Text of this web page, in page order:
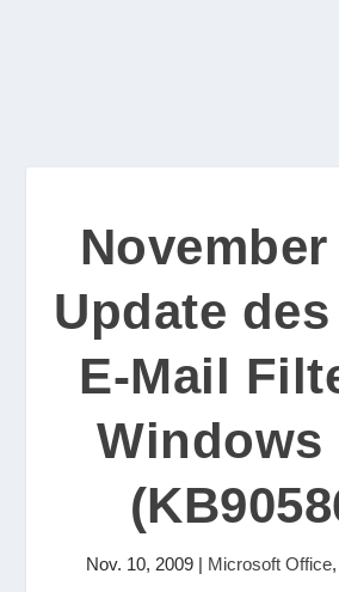
November
Update
E-Mail
Windows
Nov. 10, 2009 | Microsoft Office,